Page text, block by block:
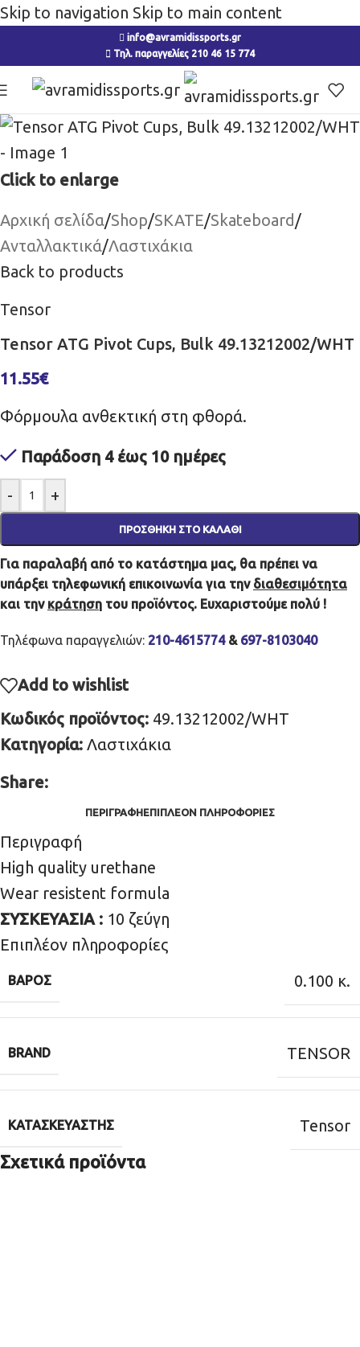
Skip to navigation Skip to main content
info@avramidissports.gr
Τηλ. παραγγελίες 210 46 15 774
Click to enlarge
Αρχική σελίδα/Shop/SKATE/Skateboard/
Ανταλλακτικά/Λαστιχάκια
Back to products
Tensor
Tensor ATG Pivot Cups, Bulk 49.13212002/WHT
11.55€
Φόρμουλα ανθεκτική στη φθορά.
Παράδοση 4 έως 10 ημέρες
- +
ΠΡΟΣΘΉΚΗ ΣΤΟ ΚΑΛΆΘΙ
Για παραλαβή από το κατάστημα μας, θα πρέπει να
υπάρξει τηλεφωνική επικοινωνία για την διαθεσιμότητα
και την κράτηση του προϊόντος. Ευχαριστούμε πολύ !
Τηλέφωνα παραγγελιών: 210-4615774& 697-8103040
Add to wishlist
Κωδικός προϊόντος: 49.13212002/WHT
Κατηγορία: Λαστιχάκια
Share:
ΠΕΡΙΓΡΑΦΉΕΠΙΠΛΈΟΝ ΠΛΗΡΟΦΟΡΊΕΣ
Περιγραφή
High quality urethane
Wear resistent formula
ΣΥΣΚΕΥΑΣΙΑ : 10 ζεύγη
Επιπλέον πληροφορίες
ΒΆΡΟΣ 0.100 κ.
BRAND TENSOR
ΚΑΤΑΣΚΕΥΑΣΤΉΣ Tensor
Σχετικά προϊόντα